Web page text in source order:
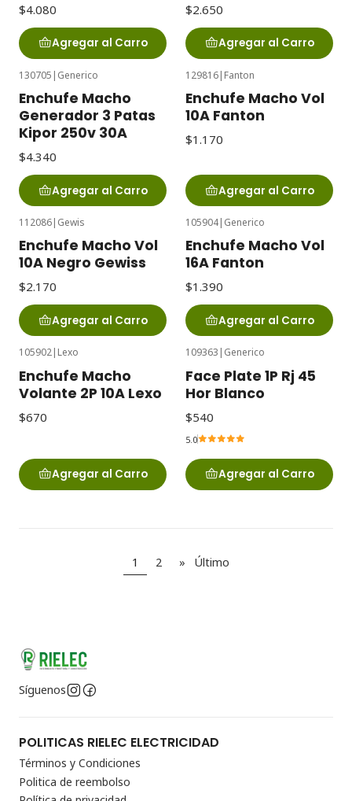
$4.080
Agregar al Carro
$2.650
Agregar al Carro
130705 | Generico
Enchufe Macho
Generador 3 Patas
Kipor 250v 30A
$4.340
Agregar al Carro
129816| Fanton
Enchufe Macho Vol
10A Fanton
$1.170
Agregar al Carro
112086| Gewis
Enchufe Macho Vol
10A Negro Gewiss
$2.170
Agregar al Carro
105904| Generico
Enchufe Macho Vol
16A Fanton
$1.390
Agregar al Carro
105902| Lexo
Enchufe Macho
Volante 2P 10A Lexo
$670
Agregar al Carro
109363 | Generico
Face Plate 1P Rj 45
Hor Blanco
$540
5.0
Agregar al Carro
1 2 » Último
Síguenos
POLITICAS RIELEC ELECTRICIDAD
Términos y Condiciones
Politica de reembolso